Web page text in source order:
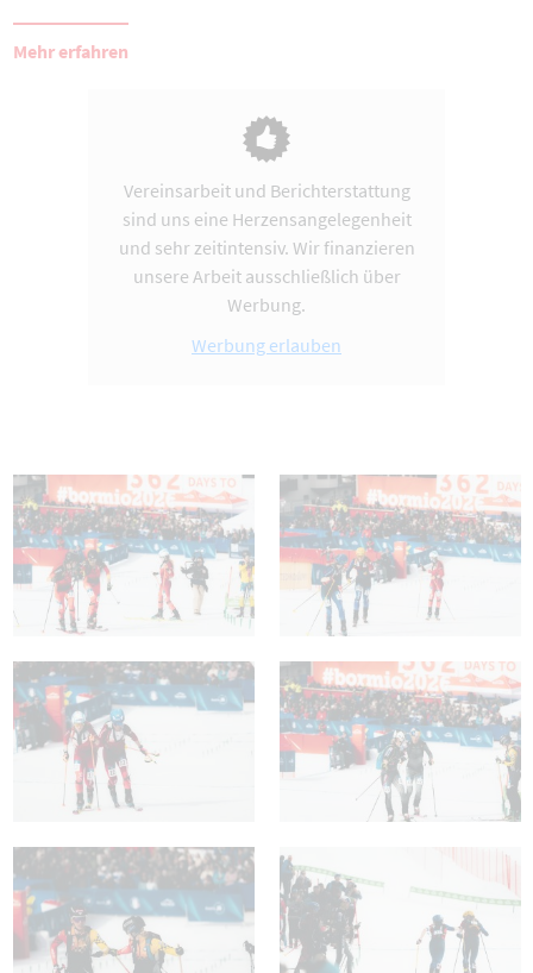
Mehr erfahren
Vereinsarbeit und Berichterstattung
sind uns eine Herzensangelegenheit
und sehr zeitintensiv. Wir finanzieren
unsere Arbeit ausschließlich über
Werbung.
Werbung erlauben